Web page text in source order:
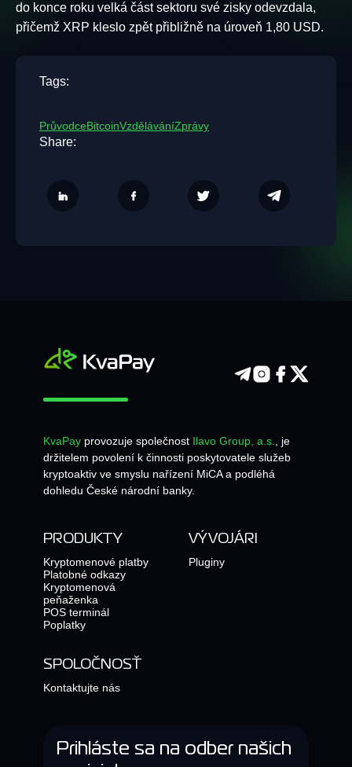
do konce roku velká část sektoru své zisky odevzdala,
přičemž XRP kleslo zpět přibližně na úroveň 1,80 USD.
Tags:
PrůvodceBitcoinVzděláváníZprávy
Share:
KvaPay provozuje společnost Ilavo Group, a.s.
, je
držitelem povolení k činnosti poskytovatele služeb
kryptoaktiv ve smyslu nařízení MiCA a podléhá
dohledu České národní banky.
PRODUKTY
Kryptomenové platby
Platobné odkazy
Kryptomenová
peňaženka
POS terminál
Poplatky
VÝVOJÁRI
Pluginy
SPOLOČNOSŤ
Kontaktujte nás
Prihláste sa na odber našich